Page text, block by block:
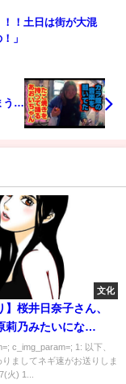
！！土日は街が大混
」
う…
文化
】桜井日奈子さん、
莉乃みたいにな
・・・・
c_img_param=; 1: 以下、
ましてネギ速がお送りしま
火) 1...